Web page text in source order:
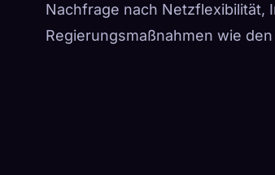
Nachfrage nach Netzflexibilität,
Regierungsmaßnahmen wie